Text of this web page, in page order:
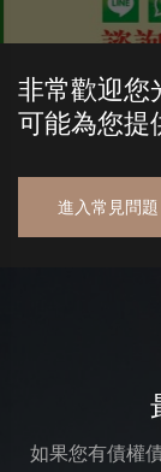
非常歡迎您
可能為您提
進入常見問題
如果您有債權